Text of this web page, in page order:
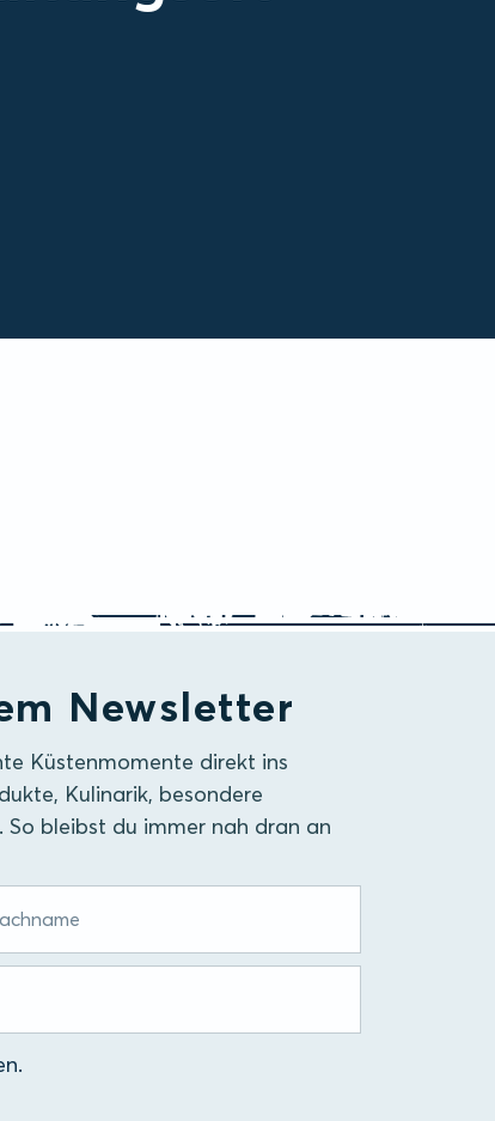
Newsletter
Küstenmomente direkt ins
Kulinarik, besondere
bleibst du immer nah dran an